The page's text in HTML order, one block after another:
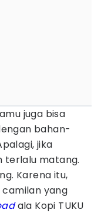
juga bisa
bahan-
jika
terlalu matang.
Karena itu,
camilan yang
ala Kopi TUKU